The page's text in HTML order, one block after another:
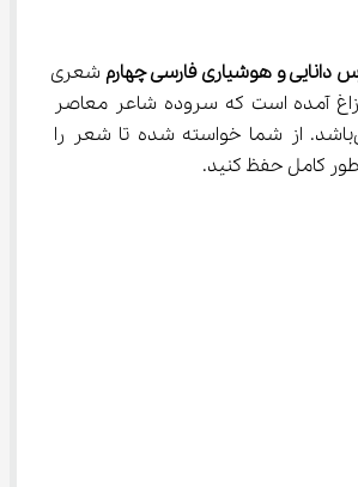
دانایی و هوشیاری فارسی چهارم شعری
زاغ آمده است که سروده شاعر معاصر
حبیب یغمایی می‌باشد. از شما خواسته شده تا شعر را
طور کامل حفظ کنید.